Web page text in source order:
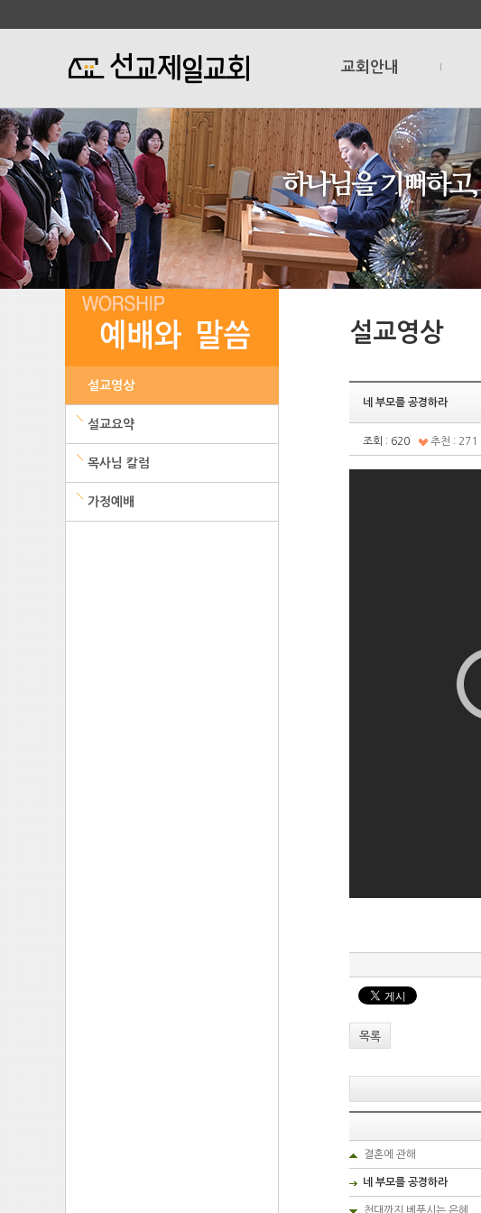
교회안내
설교영상
설교요약
목사님 칼럼
가정예배
설교영상
네 부모를 공경하라
조회 : 620 추천 : 271
목록
결혼에 관해
네 부모를 공경하라
천대까지 베푸시는 은혜